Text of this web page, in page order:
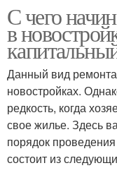
С чего
в
Данный вид
новостройках.
редкость, когда
свое жилье. Здесь
порядок
состоит из